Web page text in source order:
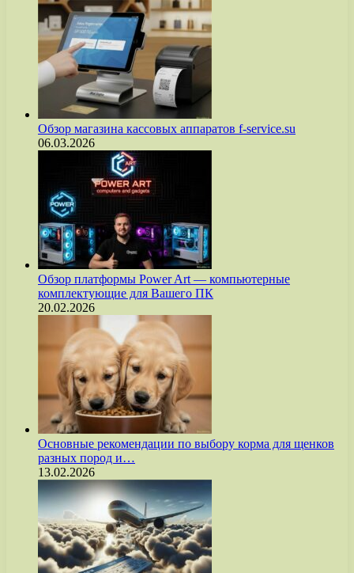
Обзор магазина кассовых аппаратов f-service.su
06.03.2026
Обзор платформы Power Art — компьютерные
комплектующие для Вашего ПК
20.02.2026
Основные рекомендации по выбору корма для щенков
разных пород и…
13.02.2026